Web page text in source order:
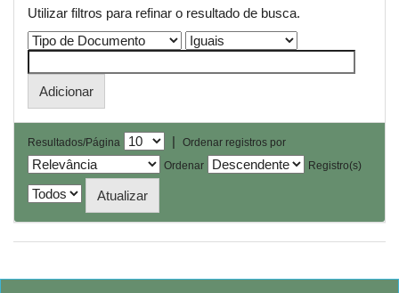
Utilizar filtros para refinar o resultado de busca.
Resultados/Página |
Ordenar registros por
Ordenar
Registro(s)